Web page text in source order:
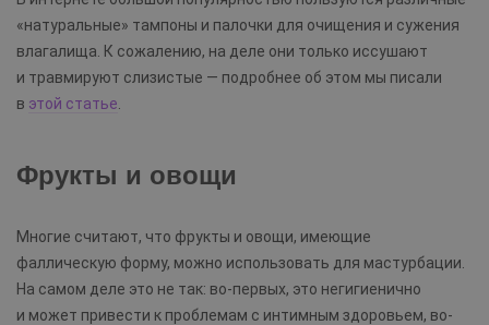
«натуральные» тампоны и палочки для очищения и сужения
влагалища. К сожалению, на деле они только иссушают
и травмируют слизистые — подробнее об этом мы писали
в этой статье
Фрукты и овощи
Многие считают, что фрукты и овощи, имеющие
фаллическую форму, можно использовать для мастурбации.
На самом деле это не так: во-первых, это негигиенично
и может привести к проблемам с интимным здоровьем, во-